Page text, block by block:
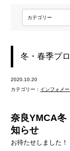
冬・春季プ
2020.10.20
カテゴリー： インフォメ
奈良YMCA冬
知らせ
お待たせしました！